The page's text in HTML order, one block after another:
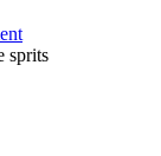
sprits